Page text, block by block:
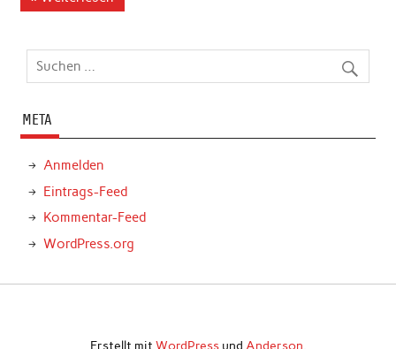
META
Anmelden
Eintrags-Feed
Kommentar-Feed
WordPress.org
Erstellt mit WordPressund Anderson